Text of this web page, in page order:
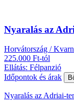
Nyaralás az
Horvátország /
225.000 Ft-tól
Ellátás: Félpanzió
Időpontok és árak
Nyaralás az Adriai-